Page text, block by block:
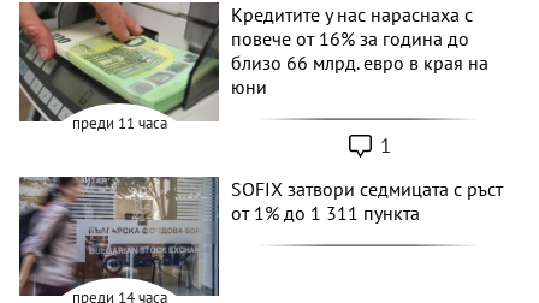
преди 11 часа
Кредитите у нас нараснаха с
повече от 16% за година до
близо 66 млрд. евро в края на
юни
1
преди 14 часа
SOFIX затвори седмицата с ръст
от 1% до 1 311 пункта